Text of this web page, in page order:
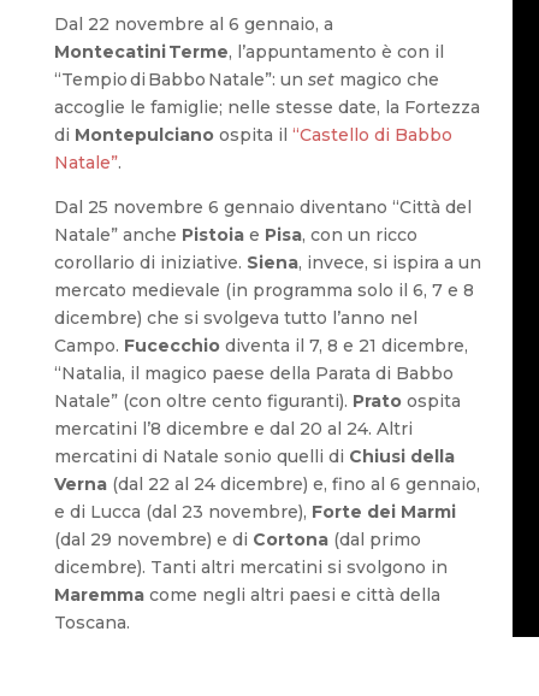
Dal 22 novembre al 6 gennaio, a
Montecatini Terme, l’appuntamento è con il
“Tempio di Babbo Natale”: un setmagico che
accoglie le famiglie; nelle stesse date, la Fortezza
di Montepulcianoospita il “Castello di Babbo
Natale”.
Dal 25 novembre 6 gennaio diventano “Città del
Natale” anche Pistoiae Pisa, con un ricco
corollario di iniziative. Siena, invece, si ispira a un
mercato medievale (in programma solo il 6, 7 e 8
dicembre) che si svolgeva tutto l’anno nel
Campo. Fucecchiodiventa il 7, 8 e 21 dicembre,
“Natalia, il magico paese della Parata di Babbo
Natale” (con oltre cento figuranti). Pratoospita
mercatini l’8 dicembre e dal 20 al 24. Altri
mercatini di Natale sonio quelli di Chiusi della
Verna(dal 22 al 24 dicembre) e, fino al 6 gennaio,
e di Lucca (dal 23 novembre), Forte dei Marmi
(dal 29 novembre) e di Cortona(dal primo
dicembre). Tanti altri mercatini si svolgono in
Maremmacome negli altri paesi e città della
Toscana.